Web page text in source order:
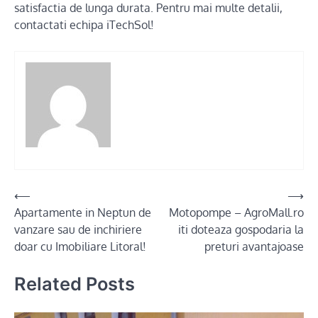
satisfactia de lunga durata. Pentru mai multe detalii,
contactati echipa iTechSol!
Post
navigation
⟵
Apartamente in Neptun de
vanzare sau de inchiriere
doar cu Imobiliare Litoral!
Motopompe – AgroMall.ro
iti doteaza gospodaria la
preturi avantajoase
⟶
Related Posts